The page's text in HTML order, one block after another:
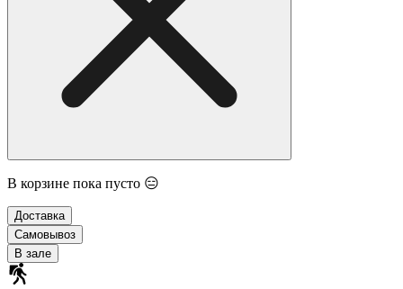
В корзине пока пусто 😑
Доставка
Самовывоз
В зале